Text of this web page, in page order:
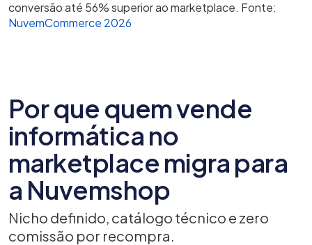
conversão até 56% superior ao marketplace. Fonte:
NuvemCommerce 2026
Por que quem vende
informática no
marketplace migra para
a Nuvemshop
Nicho definido, catálogo técnico e zero
comissão por recompra.